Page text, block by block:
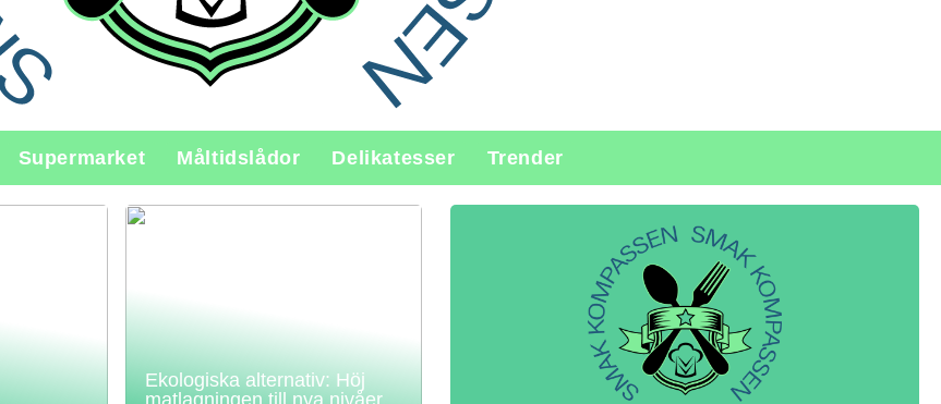
Supermarket Måltidslådor Delikatesser Trender
Ekologiska alternativ: Höj